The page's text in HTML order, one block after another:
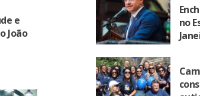
e
João
no